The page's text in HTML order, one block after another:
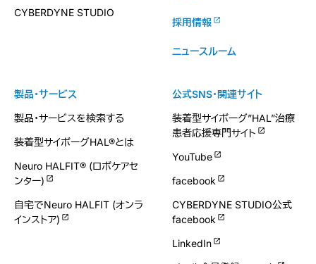
製品・サービス
製品・サービスを検索する
装着型サイボーグHAL®とは
Neuro HALFIT® (ロボケアセ
ンター)
自宅でNeuro HALFIT (オンラ
インストア)
CYBERDYNE STUDIO
採用情報
ニュースルーム
公式SNS・関連サイト
装着型サイボーグ”HAL”治療
患者応援専門サイト
YouTube
facebook
CYBERDYNE STUDIO公式
facebook
LinkedIn